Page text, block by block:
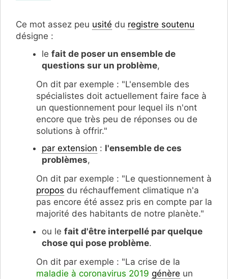
Ce mot assez peu usité du registre soutenu
désigne :
le fait de poser un ensemble de
questions sur un problème,
On dit par exemple : "L'ensemble des
spécialistes doit actuellement faire face à
un questionnement pour lequel ils n'ont
encore que très peu de réponses ou de
solutions à offrir."
par extension : l'ensemble de ces
problèmes,
On dit par exemple : "Le questionnement à
propos du réchauffement climatique n'a
pas encore été assez pris en compte par la
majorité des habitants de notre planète."
ou le fait d'être interpellé par quelque
chose qui pose problème.
On dit par exemple : "La crise de la
maladie à coronavirus 2019 génère un